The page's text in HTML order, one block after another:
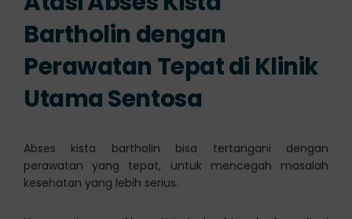
Bartholin dengan
Perawatan Tepat di Klinik
Utama Sentosa
Abses kista bartholin bisa tertangani dengan
perawatan yang tepat, untuk mencegah masalah
kesehatan yang lebih serius.